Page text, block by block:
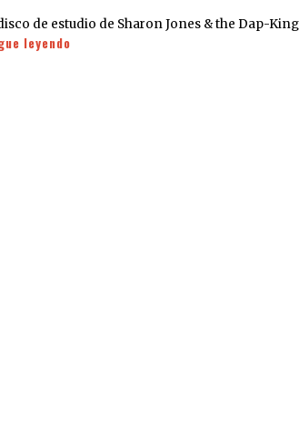
de estudio de Sharon Jones & the Dap-
leyendo